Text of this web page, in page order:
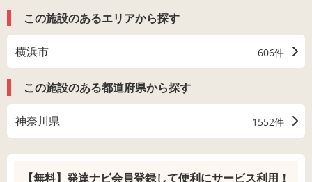
この施設のあるエリアから探す
横浜市 606件
この施設のある都道府県から探す
神奈川県 1552件
【無料】発達ナビ会員登録して便利にサービス利用！